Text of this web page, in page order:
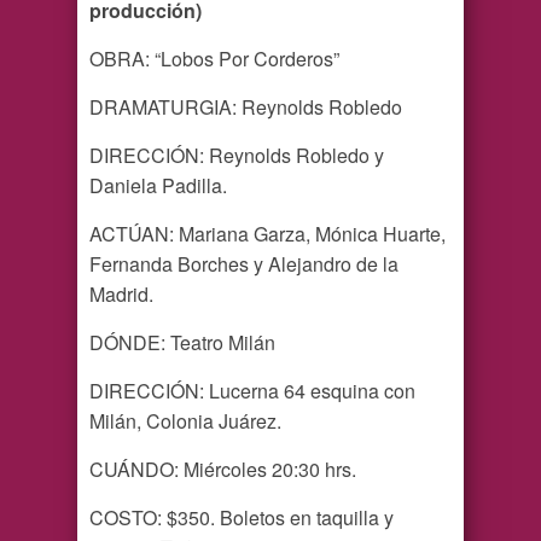
producción)
OBRA: “Lobos Por Corderos”
DRAMATURGIA: Reynolds Robledo
DIRECCIÓN: Reynolds Robledo y
Daniela Padilla.
ACTÚAN: Mariana Garza, Mónica Huarte,
Fernanda Borches y Alejandro de la
Madrid.
DÓNDE: Teatro Milán
DIRECCIÓN: Lucerna 64 esquina con
Milán, Colonia Juárez.
CUÁNDO: Miércoles 20:30 hrs.
COSTO: $350. Boletos en taquilla y